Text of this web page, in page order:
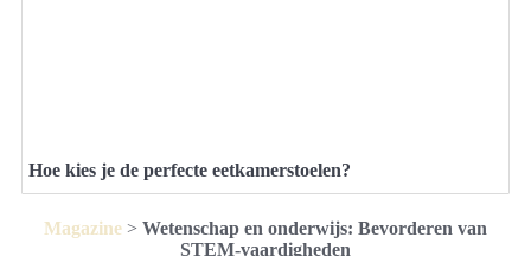
Hoe kies je de perfecte eetkamerstoelen?
Magazine > Wetenschap en onderwijs: Bevorderen van
STEM-vaardigheden